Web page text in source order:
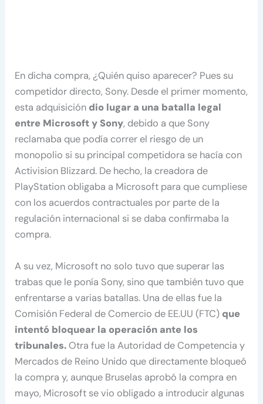
En dicha compra, ¿Quién quiso aparecer? Pues su
competidor directo, Sony. Desde el primer momento,
esta adquisición dio lugar a una batalla legal
entre Microsoft y Sony, debido a que Sony
reclamaba que podía correr el riesgo de un
monopolio si su principal competidora se hacía con
Activision Blizzard. De hecho, la creadora de
PlayStation obligaba a Microsoft para que cumpliese
con los acuerdos contractuales por parte de la
regulación internacional si se daba confirmaba la
compra.
A su vez, Microsoft no solo tuvo que superar las
trabas que le ponía Sony, sino que también tuvo que
enfrentarse a varias batallas. Una de ellas fue la
Comisión Federal de Comercio de EE.UU (FTC) que
intentó bloquear la operación ante los
tribunales. Otra fue la Autoridad de Competencia y
Mercados de Reino Unido que directamente bloqueó
la compra y, aunque Bruselas aprobó la compra en
mayo, Microsoft se vio obligado a introducir algunas